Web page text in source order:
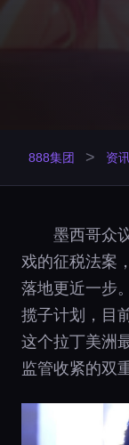
888集团 > 资
墨西哥众
戏的征税法案
落地更近一步
揽子计划，目
这个拉丁美洲
监管收紧的双